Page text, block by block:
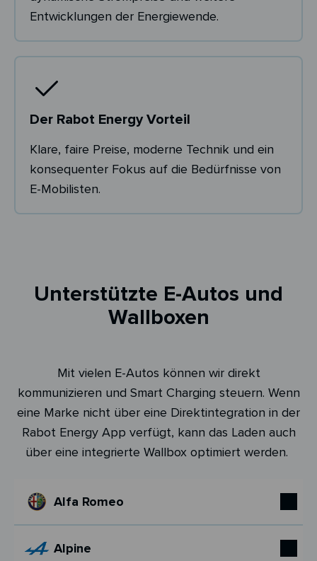
Entwicklungen der Energiewende.
Der Rabot Energy Vorteil
Klare, faire Preise, moderne Technik und ein
konsequenter Fokus auf die Bedürfnisse von
E-Mobilisten.
Unterstützte E-Autos und
Wallboxen
Mit vielen E-Autos können wir direkt
kommunizieren und Smart Charging steuern. Wenn
eine Marke nicht über eine Direktintegration in der
Rabot Energy App verfügt, kann das Laden auch
über eine integrierte Wallbox optimiert werden.
Alfa Romeo
Alpine